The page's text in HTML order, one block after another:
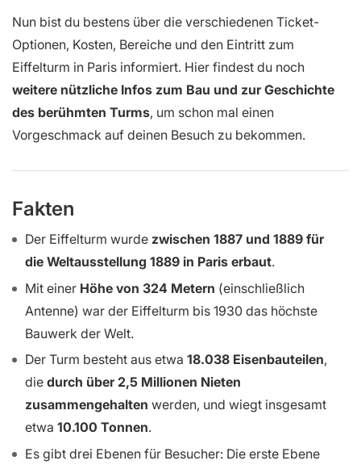
Nun bist du bestens über die verschiedenen Ticket-
Optionen, Kosten, Bereiche und den Eintritt zum
Eiffelturm in Paris informiert. Hier findest du noch
weitere nützliche Infos zum Bau und zur Geschichte
des berühmten Turms, um schon mal einen
Vorgeschmack auf deinen Besuch zu bekommen.
Fakten
Der Eiffelturm wurde zwischen 1887 und 1889 für
die Weltausstellung 1889 in Paris erbaut.
Mit einer Höhe von 324 Metern (einschließlich
Antenne) war der Eiffelturm bis 1930 das höchste
Bauwerk der Welt.
Der Turm besteht aus etwa 18.038 Eisenbauteilen,
die durch über 2,5 Millionen Nieten
zusammengehalten werden, und wiegt insgesamt
etwa 10.100 Tonnen.
Es gibt drei Ebenen für Besucher: Die erste Ebene